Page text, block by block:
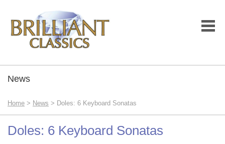
News
Home > News > Doles: 6 Keyboard Sonatas
Doles: 6 Keyboard Sonatas